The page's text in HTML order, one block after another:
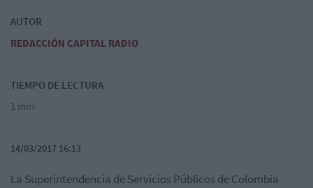
AUTOR
REDACCIÓN CAPITAL RADIO
TIEMPO DE LECTURA
1 min
14/03/2017 16:13
La Superintendencia de Servicios Públicos de Colombia